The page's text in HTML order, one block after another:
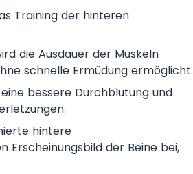
Training der hinteren
die Ausdauer der Muskeln
schnelle Ermüdung ermöglicht.
bessere Durchblutung und
hintere
Erscheinungsbild der Beine bei,